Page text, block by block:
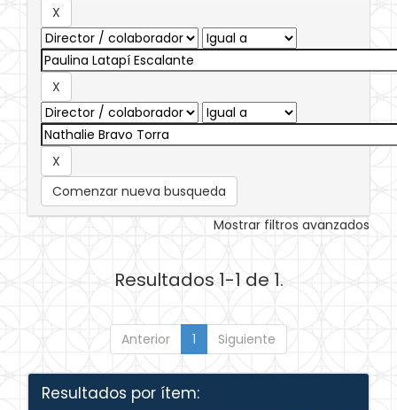
Comenzar nueva busqueda
Mostrar filtros avanzados
Resultados 1-1 de 1.
Anterior 1 Siguiente
Resultados por ítem: